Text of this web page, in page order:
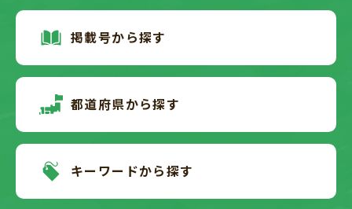
掲載号から探す
都道府県から探す
キーワードから探す